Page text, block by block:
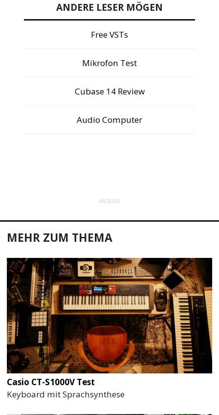
ANDERE LESER MÖGEN
Free VSTs
Mikrofon Test
Cubase 14 Review
Audio Computer
ANZEIGE
MEHR ZUM THEMA
Casio CT-S1000V Test
Keyboard mit Sprachsynthese